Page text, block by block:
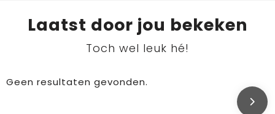
Laatst door jou bekeken
Toch wel leuk hé!
Geen resultaten gevonden.